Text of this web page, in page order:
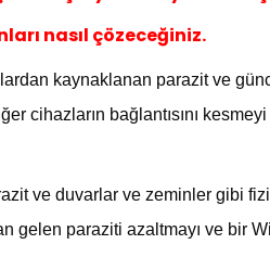
nasıl çözeceğiniz.
kaynaklanan parazit ve
cihazların bağlantısını
ve duvarlar ve zeminler gibi
gelen paraziti azaltmayı ve bir